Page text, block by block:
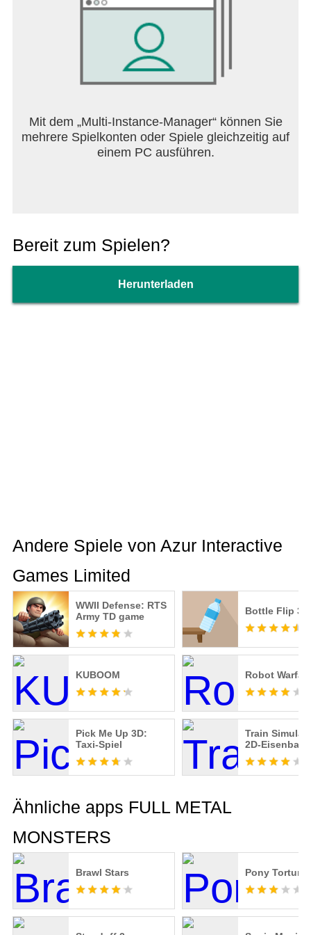
Mit dem „Multi-Instance-Manager“ können Sie
mehrere Spielkonten oder Spiele gleichzeitig auf
einem PC ausführen.
Bereit zum Spielen?
Herunterladen
Andere Spiele von Azur Interactive
Games Limited
WWII Defense: RTS
Army TD game
Bottle Flip 3D
KUBOOM Robot
Pick Me Up 3D:
Taxi-Spiel
Train
2D-Eisenbahn
Ähnliche apps FULL METAL
MONSTERS
Brawl Stars Pony Torture